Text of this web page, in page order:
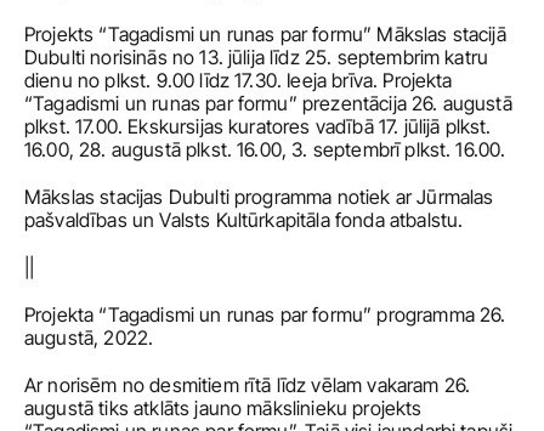
Projekts “Tagadismi un runas par formu” Mākslas stacijā
Dubulti norisinās no 13. jūlija līdz 25. septembrim katru
dienu no plkst. 9.00 līdz 17.30. Ieeja brīva. Projekta
“Tagadismi un runas par formu” prezentācija 26. augustā
plkst. 17.00. Ekskursijas kuratores vadībā 17. jūlijā plkst.
16.00, 28. augustā plkst. 16.00, 3. septembrī plkst. 16.00.
Mākslas stacijas Dubulti programma notiek ar Jūrmalas
pašvaldības un Valsts Kultūrkapitāla fonda atbalstu.
Projekta “Tagadismi un runas par formu” programma 26.
augustā, 2022.
Ar norisēm no desmitiem rītā līdz vēlam vakaram 26.
augustā tiks atklāts jauno mākslinieku projekts